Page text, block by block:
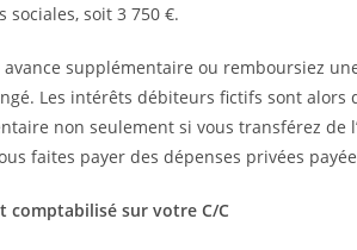
sociales, soit 3 750 €.
supplémentaire ou remboursiez
Les intérêts débiteurs fictifs sont alors
non seulement si vous transférez de
faites payer des dépenses privées
comptabilisé sur votre C/C